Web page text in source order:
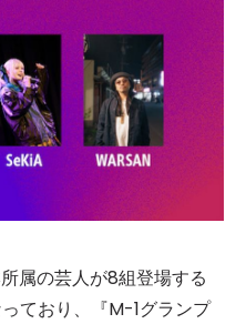
属の芸人が8組登場する
ており、『M-1グランプ